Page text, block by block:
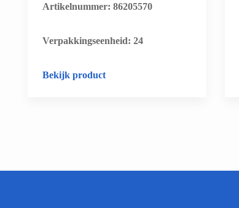
Artikelnummer: 86205570
​Verpakkingseenheid: 24
Bekijk product